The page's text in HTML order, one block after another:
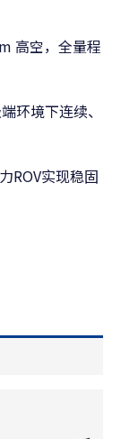
高空，全量程
环境下连续、
ROV实现稳固